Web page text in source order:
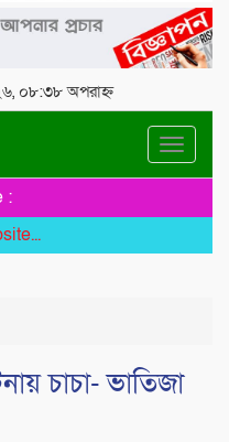
০৮:৩৮ অপরাহ্ন
Toggle
:
চাচা- ভাতিজা